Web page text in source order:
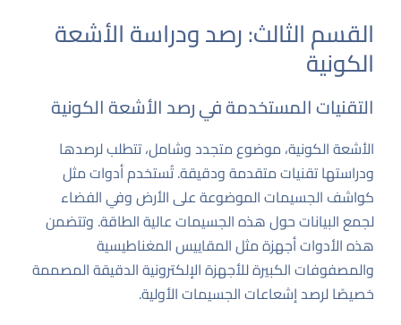
القسم الثالث: رصد ودراسة الأشعة
الكونية
التقنيات المستخدمة في رصد الأشعة الكونية
الأشعة الكونية، موضوع متجدد وشامل، تتطلب لرصدها
ودراستها تقنيات متقدمة ودقيقة. تُستخدم أدوات مثل
كواشف الجسيمات الموضوعة على الأرض وفي الفضاء
لجمع البيانات حول هذه الجسيمات عالية الطاقة. وتتضمن
هذه الأدوات أجهزة مثل المقاييس المغناطيسية
والمصفوفات الكبيرة للأجهزة الإلكترونية الدقيقة المصممة
خصيصًا لرصد إشعاعات الجسيمات الأولية.